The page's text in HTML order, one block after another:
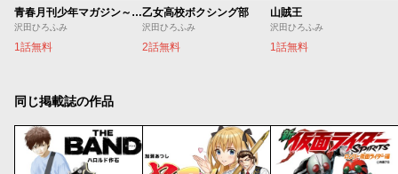
青春月刊少年マガジン～沢田ひろふみの捨てる誌あれば拾う誌あり～
沢田ひろふみ
1話無料
乙女高校ボクシング部
沢田ひろふみ
2話無料
山賊王
沢田ひろふみ
1話無料
同じ掲載誌の作品